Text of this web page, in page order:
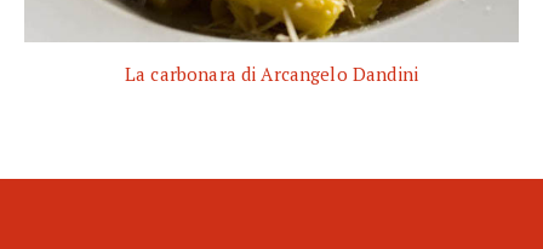
La carbonara di Arcangelo Dandini